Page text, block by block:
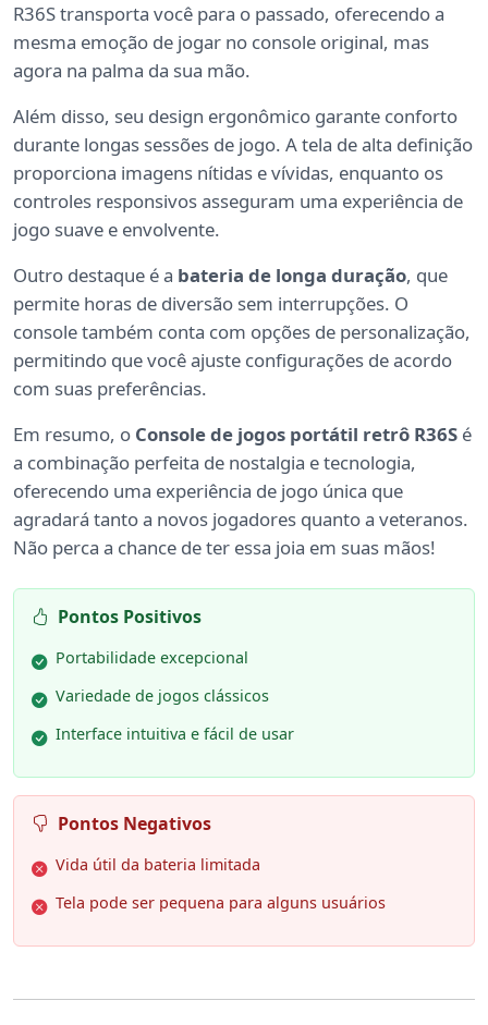
R36S transporta você para o passado, oferecendo a
mesma emoção de jogar no console original, mas
agora na palma da sua mão.
Além disso, seu design ergonômico garante conforto
durante longas sessões de jogo. A tela de alta definição
proporciona imagens nítidas e vívidas, enquanto os
controles responsivos asseguram uma experiência de
jogo suave e envolvente.
Outro destaque é a bateria de longa duração, que
permite horas de diversão sem interrupções. O
console também conta com opções de personalização,
permitindo que você ajuste configurações de acordo
com suas preferências.
Em resumo, o Console de jogos portátil retrô R36S é
a combinação perfeita de nostalgia e tecnologia,
oferecendo uma experiência de jogo única que
agradará tanto a novos jogadores quanto a veteranos.
Não perca a chance de ter essa joia em suas mãos!
Pontos Positivos
Portabilidade excepcional
Variedade de jogos clássicos
Interface intuitiva e fácil de usar
Pontos Negativos
Vida útil da bateria limitada
Tela pode ser pequena para alguns usuários